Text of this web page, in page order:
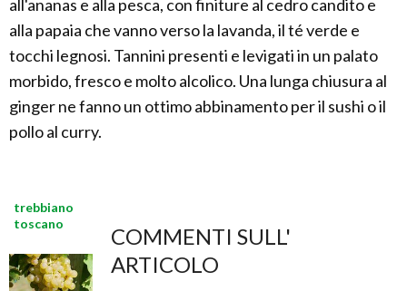
all'ananas e alla pesca, con finiture al cedro candito e
alla papaia che vanno verso la lavanda, il té verde e
tocchi legnosi. Tannini presenti e levigati in un palato
morbido, fresco e molto alcolico. Una lunga chiusura al
ginger ne fanno un ottimo abbinamento per il sushi o il
pollo al curry.
trebbiano
toscano
COMMENTI SULL'
ARTICOLO